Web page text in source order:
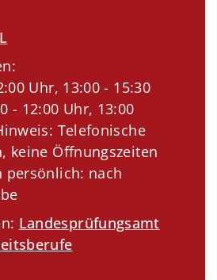
Uhr, 13:00 - 15:30
- 12:00 Uhr, 13:00
Telefonische
keine Öffnungszeiten
persönlich: nach
Landesprüfungsamt